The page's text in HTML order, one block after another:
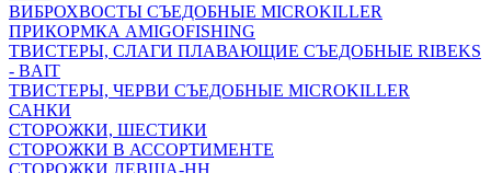
ВИБРОХВОСТЫ СЪЕДОБНЫЕ MICROKILLER
ПРИКОРМКА AMIGOFISHING
ТВИСТЕРЫ, СЛАГИ ПЛАВАЮЩИЕ СЪЕДОБНЫЕ RIBEKS
- BAIT
ТВИСТЕРЫ, ЧЕРВИ СЪЕДОБНЫЕ MICROKILLER
САНКИ
СТОРОЖКИ, ШЕСТИКИ
СТОРОЖКИ В АССОРТИМЕНТЕ
СТОРОЖКИ ЛЕВША-НН